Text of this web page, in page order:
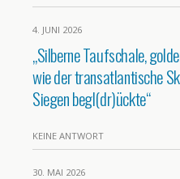
4. JUNI 2026
„Silberne Taufschale,
wie der transatlantische
Siegen begl(dr)ückte“
KEINE ANTWORT
30. MAI 2026